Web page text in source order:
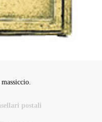
postali